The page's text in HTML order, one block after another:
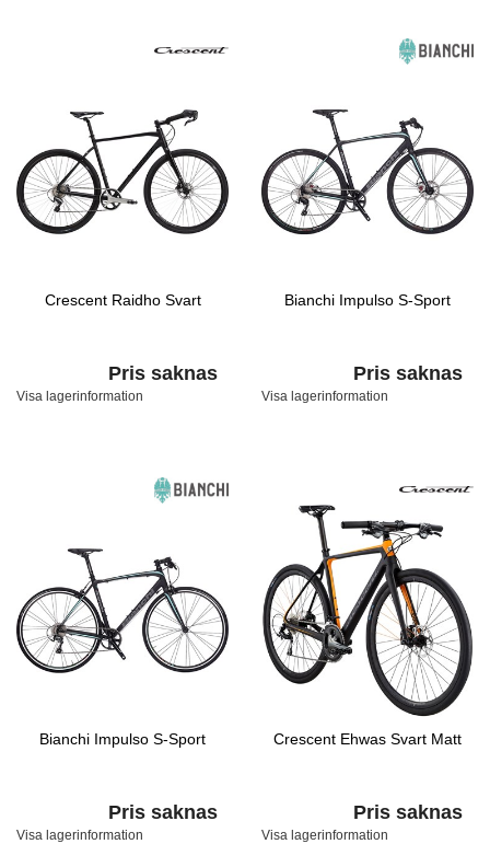
Crescent Raidho Svart
Pris saknas
Visa lagerinformation
Bianchi Impulso S-Sport
Pris saknas
Visa lagerinformation
Bianchi Impulso S-Sport
Pris saknas
Visa lagerinformation
Crescent Ehwas Svart Matt
Pris saknas
Visa lagerinformation